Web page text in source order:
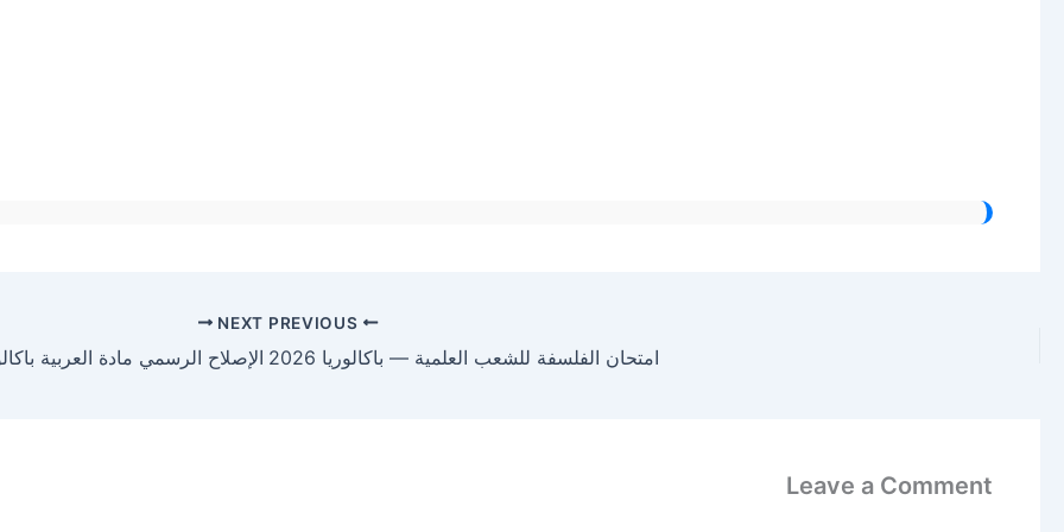
امتحان الفلسفة للشعب العلمية — باكالوريا 2026
NEXT
الإصلاح الرسمي مادة العربية
Leave a Comment